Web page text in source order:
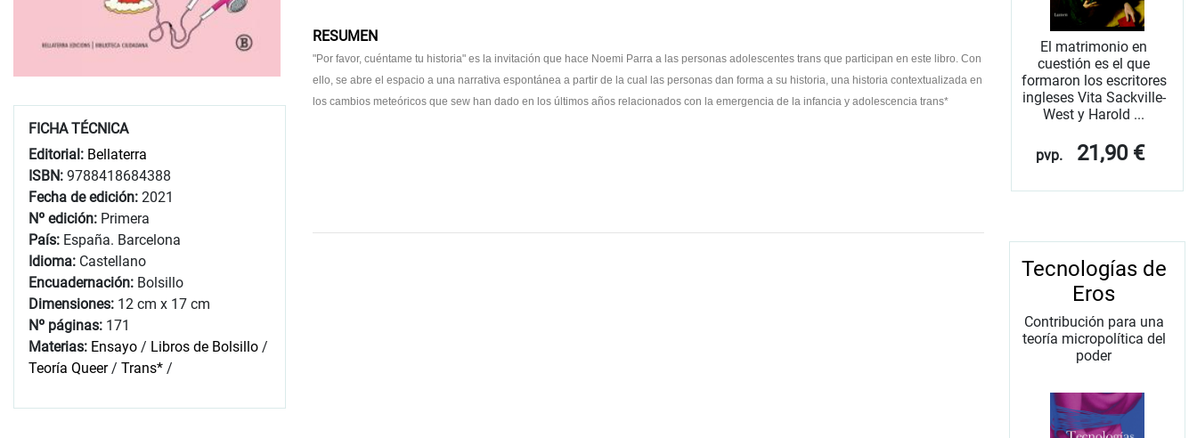
FICHA TÉCNICA
Editorial: Bellaterra
ISBN: 9788418684388
Fecha de edición: 2021
Nº edición: Primera
País: España. Barcelona
Idioma: Castellano
Encuadernación: Bolsillo
Dimensiones: 12 cm x 17 cm
Nº páginas: 171
Materias: Ensayo / Libros de Bolsillo /
Teoría Queer/ Trans* /
RESUMEN
"Por favor, cuéntame tu historia" es la invitación que hace Noemi Parra a las personas adolescentes trans que participan en este libro. Con
ello, se abre el espacio a una narrativa espontánea a partir de la cual las personas dan forma a su historia, una historia contextualizada en
los cambios meteóricos que sew han dado en los últimos años relacionados con la emergencia de la infancia y adolescencia trans*
El matrimonio en
cuestión es el que
formaron los escritores
ingleses Vita Sackville-
West y Harold ...
pvp. 21,90 €
Tecnologías de
Eros
Contribución para una
teoría micropolítica del
poder